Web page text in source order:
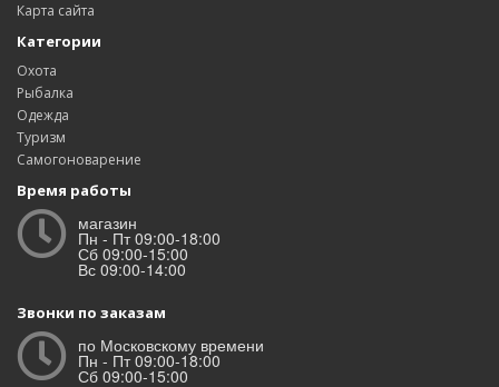
Карта сайта
Категории
Охота
Рыбалка
Одежда
Туризм
Самогоноварение
Время работы
магазин
Пн - Пт 09:00-18:00
Сб 09:00-15:00
Вс 09:00-14:00
Звонки по заказам
по Московскому времени
Пн - Пт 09:00-18:00
Сб 09:00-15:00